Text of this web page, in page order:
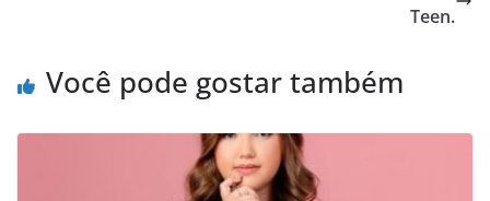
Teen.
Você pode gostar também